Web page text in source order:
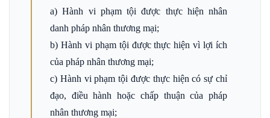
a) Hành vi phạm tội được thực hiện nhân
danh pháp nhân thương mại;
b) Hành vi phạm tội được thực hiện vì lợi ích
của pháp nhân thương mại;
c) Hành vi phạm tội được thực hiện có sự chỉ
đạo, điều hành hoặc chấp thuận của pháp
nhân thương mại;